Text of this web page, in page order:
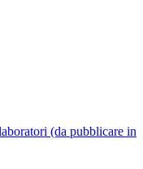
(da pubblicare in